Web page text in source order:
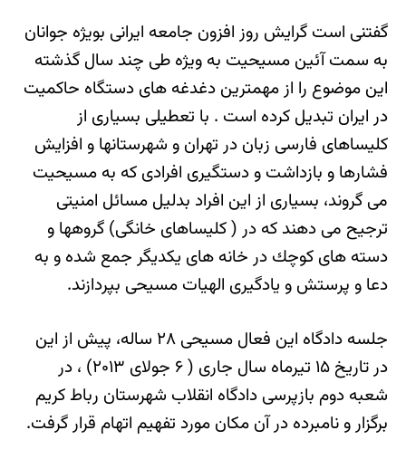
گفتنی است گرایش روز افزون جامعه ایرانی بویژه جوانان
به سمت آئین مسیحیت به ویژه طی چند سال گذشته
این موضوع را از مهمترین دغدغه های دستگاه حاکمیت
در ایران تبدیل کرده است . با تعطیلی بسیاری از
کلیساهای فارسی زبان در تهران و شهرستانها و افزایش
فشارها و بازداشت و دستگیری افرادی كه به مسیحیت
می گروند، بسیاری از این افراد بدلیل مسائل امنیتی
ترجیح می دهند كه در ( کلیساهای خانگی) گروهها و
دسته های كوچك در خانه های یکدیگر جمع شده و به
دعا و پرستش و یادگیری الهیات مسیحی بپردازند.
جلسه دادگاه این فعال مسیحی ۲۸ ساله، پیش از این
در تاریخ ۱۵ تیرماه سال جاری ( ۶ جولای ۲۰۱۳) ، در
شعبه دوم بازپرسی دادگاه انقلاب شهرستان رباط کریم
برگزار و نامبرده در آن مکان مورد تفهیم اتهام قرار گرفت.